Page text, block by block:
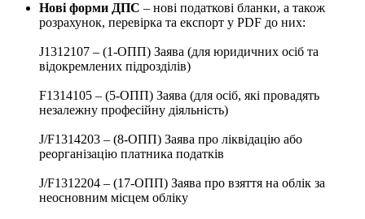
Нові форми ДПС – нові податкові бланки, а також
розрахунок, перевірка та експорт у PDF до них:
J1312107 – (1-ОПП) Заява (для юридичних осіб та
відокремлених підрозділів)
F1314105 – (5-ОПП) Заява (для осіб, які провадять
незалежну професійну діяльність)
J/F1314203 – (8-ОПП) Заява про ліквідацію або
реорганізацію платника податків
J/F1312204 – (17-ОПП) Заява про взяття на облік за
неосновним місцем обліку